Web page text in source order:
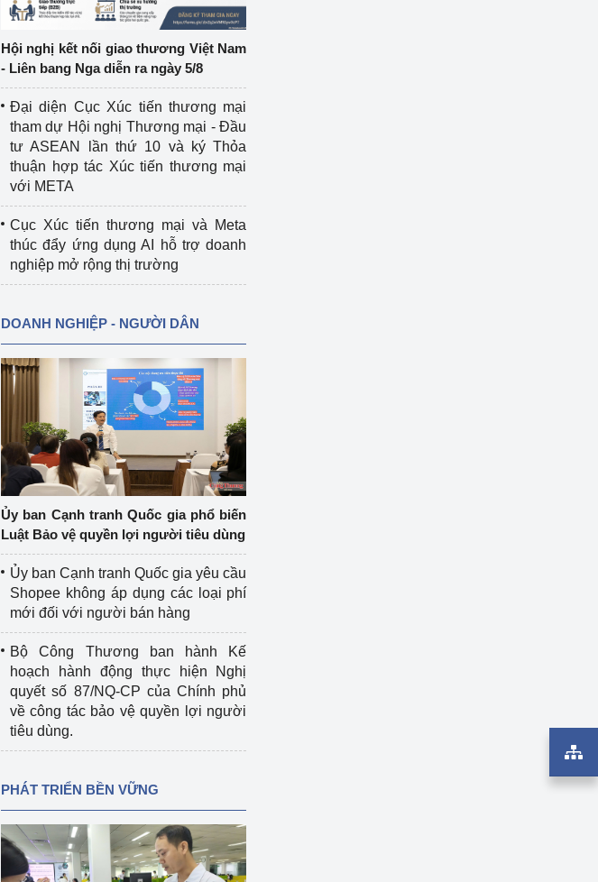
Hội nghị kết nối giao thương Việt Nam
- Liên bang Nga diễn ra ngày 5/8
Đại diện Cục Xúc tiến thương mại
tham dự Hội nghị Thương mại - Đầu
tư ASEAN lần thứ 10 và ký Thỏa
thuận hợp tác Xúc tiến thương mại
với META
Cục Xúc tiến thương mại và Meta
thúc đẩy ứng dụng AI hỗ trợ doanh
nghiệp mở rộng thị trường
DOANH NGHIỆP - NGƯỜI DÂN
Ủy ban Cạnh tranh Quốc gia phổ biến
Luật Bảo vệ quyền lợi người tiêu dùng
Ủy ban Cạnh tranh Quốc gia yêu cầu
Shopee không áp dụng các loại phí
mới đối với người bán hàng
Bộ Công Thương ban hành Kế
hoạch hành động thực hiện Nghị
quyết số 87/NQ-CP của Chính phủ
về công tác bảo vệ quyền lợi người
tiêu dùng.
PHÁT TRIỂN BỀN VỮNG